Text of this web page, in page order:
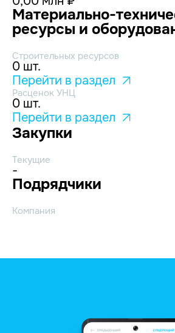
Материально-
ресурсы и
Строительных ресурсов
0 шт.
Перейти в раздел
Расценок УНЦ
0 шт.
Перейти в раздел
Закупки
Текущие
-
Подрядчики
Компания